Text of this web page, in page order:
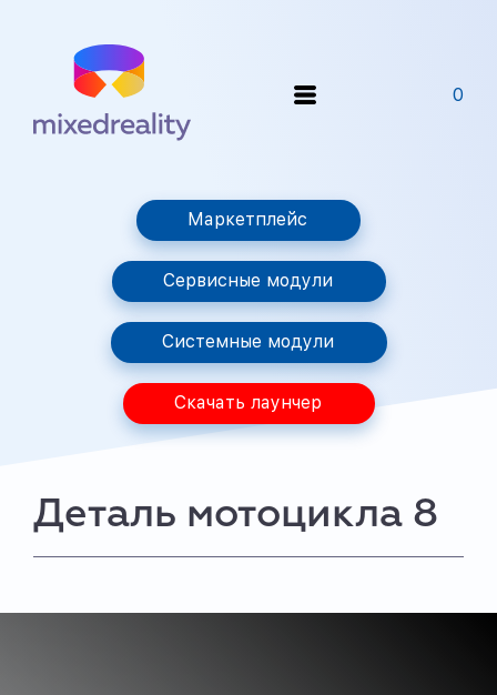
0
Маркетплейс
Сервисные модули
Системные модули
Скачать лаунчер
Деталь мотоцикла 8